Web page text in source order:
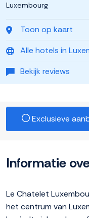
Toon op kaart
Alle hotels in
Bekijk reviews
Luxembourg
Exclusieve
Informatie
Le Chatelet
het centrum van